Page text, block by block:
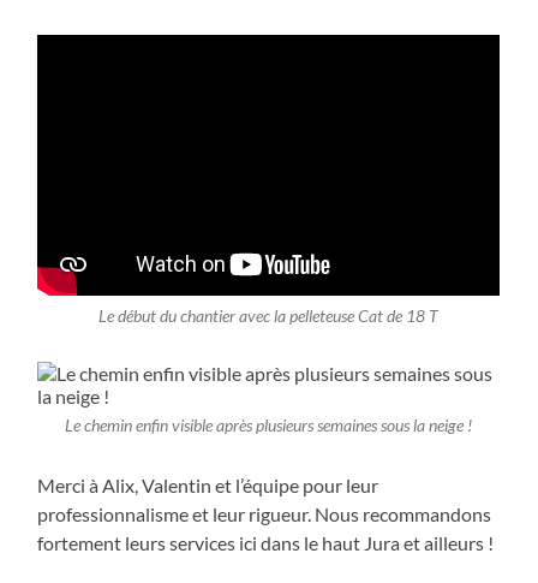
Le début du chantier avec la pelleteuse Cat de 18 T
Le chemin enfin visible après plusieurs semaines sous la neige !
Merci à Alix, Valentin et l’équipe pour leur
professionnalisme et leur rigueur. Nous recommandons
fortement leurs services ici dans le haut Jura et ailleurs !